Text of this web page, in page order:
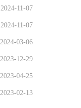
2024-11-07
2024-11-07
2024-03-06
2023-12-29
2023-04-25
2023-02-13